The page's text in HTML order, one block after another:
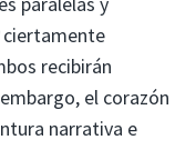
ciertamente
recibirán
el corazón
narrativa e